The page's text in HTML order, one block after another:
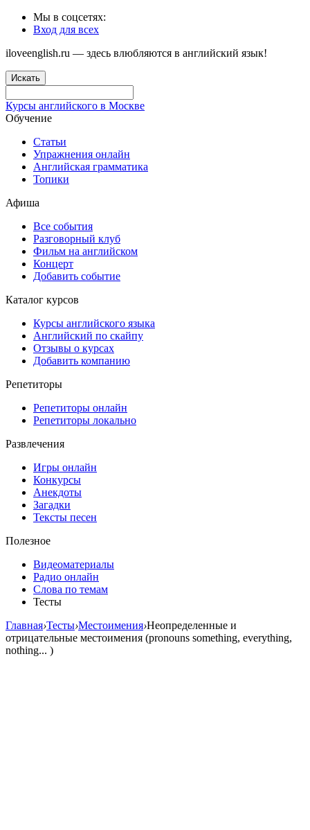
Мы в соцсетях:
Вход для всех
iloveenglish.ru — здесь влюбляются в английский язык!
Искать
Курсы английского в Москве
Обучение
Статьи
Упражнения онлайн
Английская грамматика
Топики
Афиша
Все события
Разговорный клуб
Фильм на английском
Концерт
Добавить событие
Каталог курсов
Курсы английского языка
Английский по скайпу
Отзывы о курсах
Добавить компанию
Репетиторы
Репетиторы онлайн
Репетиторы локально
Развлечения
Игры онлайн
Конкурсы
Анекдоты
Загадки
Тексты песен
Полезное
Видеоматериалы
Радио онлайн
Слова по темам
Тесты
Главная›Тесты›Местоимения›Неопределенные и
отрицательные местоимения (pronouns something, everything,
nothing... )